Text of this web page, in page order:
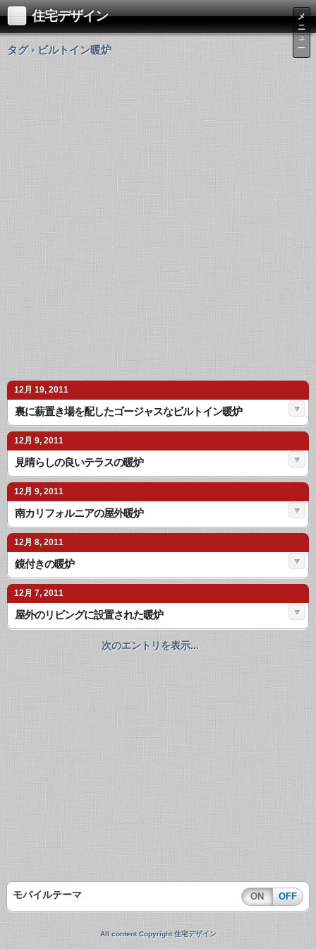
住宅デザイン
メ
ニ
ュ
ー
タグ › ビルトイン暖炉
12月 19, 2011
裏に薪置き場を配したゴージャスなビルトイン暖炉
12月 9, 2011
見晴らしの良いテラスの暖炉
12月 9, 2011
南カリフォルニアの屋外暖炉
12月 8, 2011
鏡付きの暖炉
12月 7, 2011
屋外のリビングに設置された暖炉
次のエントリを表示...
モバイルテーマ ON OFF
All content Copyright 住宅デザイン